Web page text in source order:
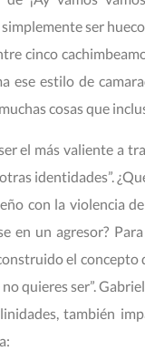
ser
cinco
ese estilo de
cosas que
el más valiente a
identidades”.
con la violencia
en un agresor?
el
no quieres ser”.
también